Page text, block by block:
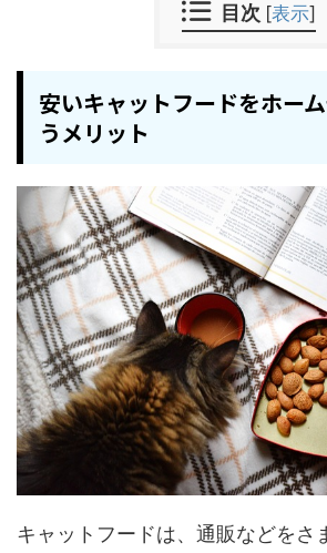
目次 [表示]
安いキャットフードをホー
うメリット
キャットフードは、通販などをさ